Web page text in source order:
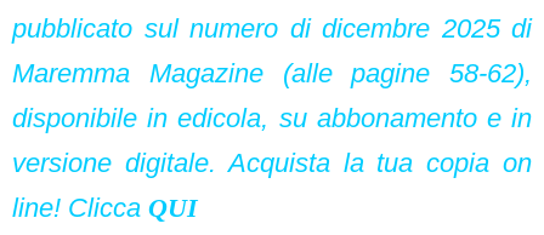
pubblicato sul numero di dicembre 2025 di
Maremma Magazine (alle pagine 58-62),
disponibile in edicola, su abbonamento e in
versione digitale. Acquista la tua copia on
line! Clicca QUI